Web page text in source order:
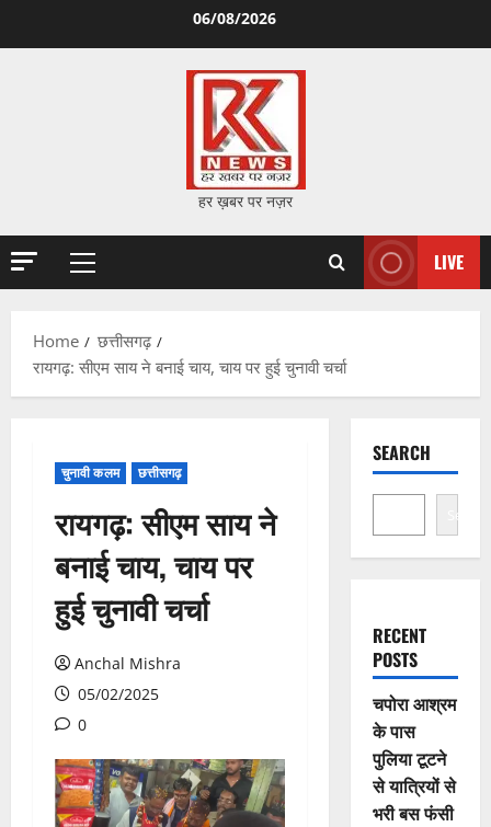
06/08/2026
हर ख़बर पर नज़र
Primary
LIVE
Home
छत्तीसगढ़
रायगढ़: सीएम साय ने बनाई चाय, चाय पर हुई चुनावी चर्चा
चुनावी कलम छत्तीसगढ़
रायगढ़: सीएम साय ने
बनाई चाय, चाय पर
हुई चुनावी चर्चा
Anchal Mishra
05/02/2025
0
SEARCH
Search
RECENT
POSTS
चपोरा आश्रम
के पास
पुलिया टूटने
से यात्रियों से
भरी बस फंसी